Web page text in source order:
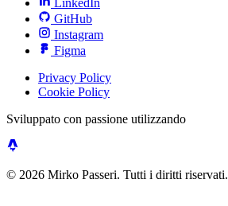
GitHub
Instagram
Figma
Privacy Policy
Cookie Policy
Sviluppato con passione utilizzando
© 2026 Mirko Passeri. Tutti i diritti riservati.